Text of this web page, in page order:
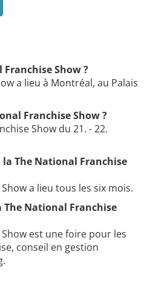
Show ?
a lieu à Montréal, au Palais
Franchise Show ?
Show du 21. - 22.
The National Franchise
a lieu tous les six mois.
The National Franchise
est une foire pour les
conseil en gestion